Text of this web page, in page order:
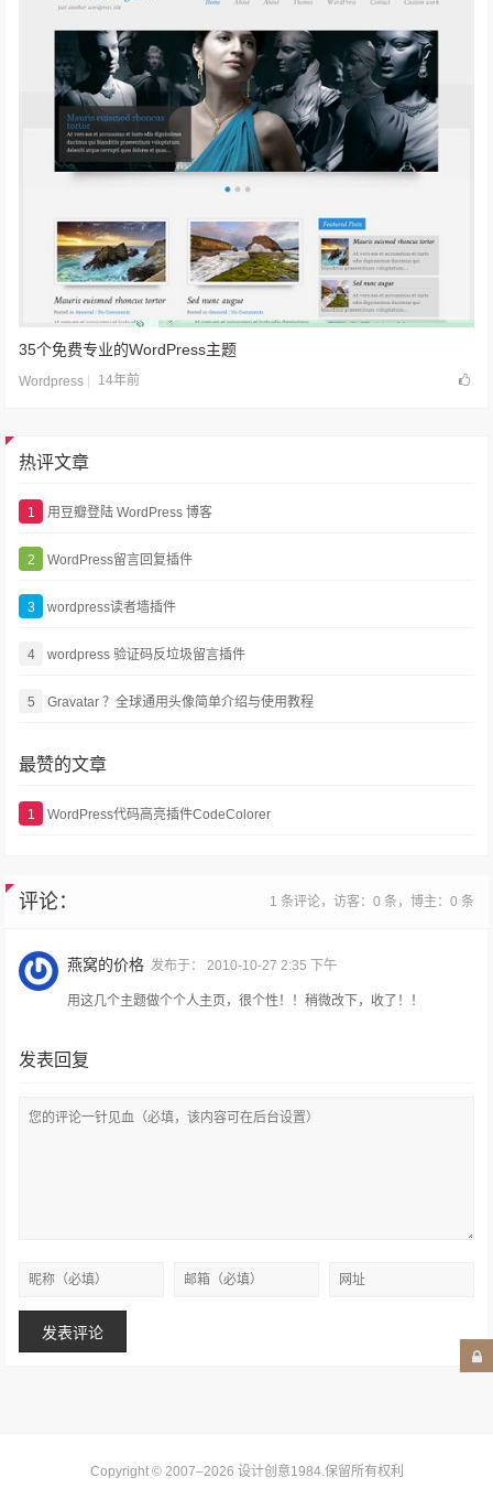
35个免费专业的WordPress主题
Wordpress 14年前
热评文章
1 用豆瓣登陆 WordPress 博客
2 WordPress留言回复插件
3 wordpress读者墙插件
4 wordpress 验证码反垃圾留言插件
5 Gravatar ？全球通用头像简单介绍与使用教程
最赞的文章
1 WordPress代码高亮插件CodeColorer
评论： 1 条评论，访客：0 条，博主：0 条
燕窝的价格 发布于：2010-10-27 2:35 下午
用这几个主题做个个人主页，很个性！！稍微改下，收了！！
发表回复
Copyright © 2007–2026 设计创意1984.保留所有权利